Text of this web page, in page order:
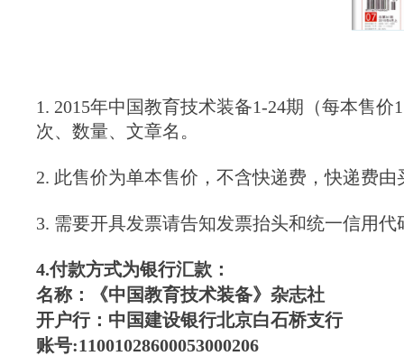
1. 2015年中国教育技术装备1-24期（每本售
次、数量、文章名。
2. 此售价为单本售价，不含快递费，快递费
3. 需要开具发票请告知发票抬头和统一信用
4.付款方式为银行汇款：
名称：《中国教育技术装备》杂志社
开户行：中国建设银行北京白石桥支行
账号:11001028600053000206